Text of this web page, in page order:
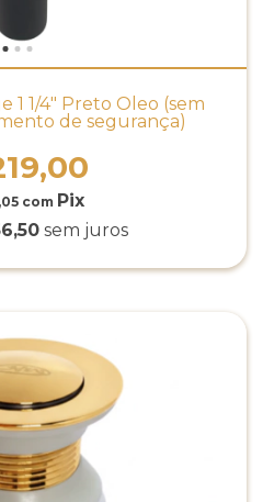
1 1/4" Preto Óleo (sem
de segurança)
com
sem juros